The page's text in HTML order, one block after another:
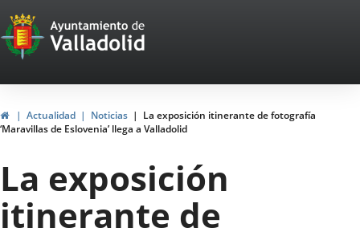
Portal
Web
del
Ayuntamiento
de
Valladolid
InicioActualidad Noticias
La exposición itinerante de fotografía
‘Maravillas de Eslovenia’ llega a Valladolid
La exposición
itinerante de